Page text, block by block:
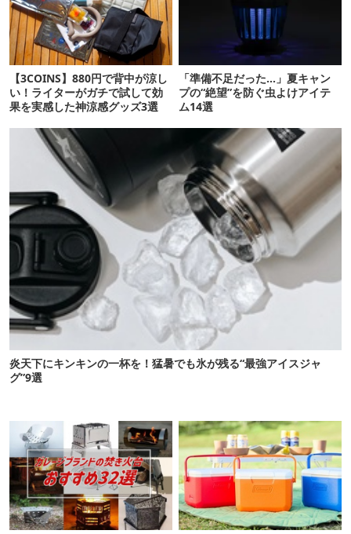
【3COINS】880円で背中が涼し
い！ライターがガチで試して効
果を実感した神涼感グッズ3選
「準備不足だった…」夏キャン
プの“絶望”を防ぐ虫よけアイテ
ム14選
炎天下にキンキンの一杯を！猛暑でも氷が残る“最強アイスジャ
グ”9選